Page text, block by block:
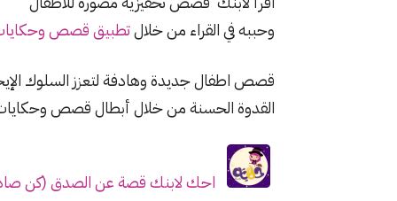
وحببه في القراء من خلالتطبيق قصص وحكايات
قصص اطفال جديدة وهادفة لتعزز السلوك
القدوة الحسنة من خلال أبطال قصص وحكايات
احك لابنك قصة عن الصدق (كن